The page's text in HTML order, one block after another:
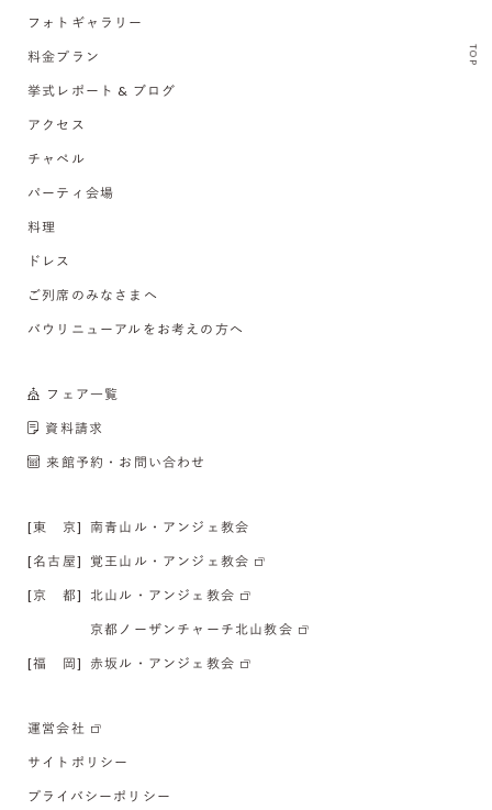
TOP
フォトギャラリー
料金プラン
挙式レポート & ブログ
アクセス
チャペル
パーティ会場
料理
ドレス
ご列席のみなさまへ
バウリニューアルをお考えの方へ
フェア一覧
資料請求
来館予約・お問い合わせ
[東 京] 南青山ル・アンジェ教会
[名古屋] 覚王山ル・アンジェ教会
[京 都] 北山ル・アンジェ教会
京都ノーザンチャーチ北山教会
[福 岡] 赤坂ル・アンジェ教会
運営会社
サイトポリシー
プライバシーポリシー